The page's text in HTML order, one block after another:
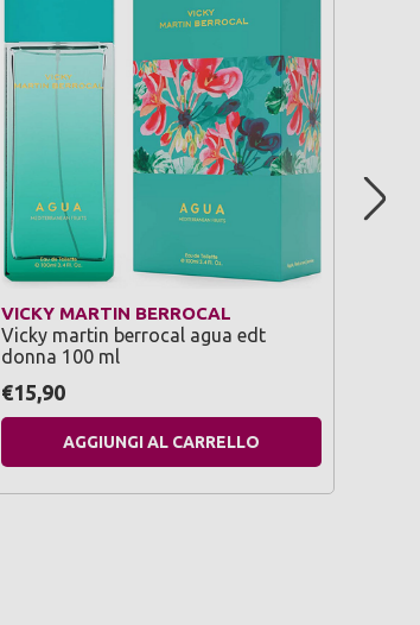
VICKY MARTIN BERROCAL
Vicky martin berrocal agua edt
donna 100 ml
€15,90
AGGIUNGI AL CARRELLO